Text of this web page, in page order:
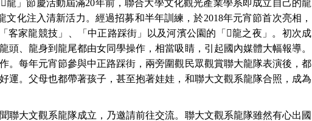
𪹚龍」節慶活動屆滿20年前，聯合大學文化觀光產業學系即成立自己的龍
文化注入清新活力。經過招募和半年訓練，於2018年元宵節首次亮相，
客家龍競技」、「中正路踩街」以及河濱公園的「 𪹚龍之夜」。初次成
頭、龍身到龍尾都由女同學操作，相當吸睛，引起國內媒體大幅報導。
。每年元宵節參與中正路踩街，兩旁圍觀民眾觀賞聯大龍隊表演後，都
運。父母也都帶著孩子，甚至抱著娃娃，和聯大文觀系龍隊合照，成為
聯大文觀系龍隊成立，乃邀請前往交流。聯大文觀系龍隊雖然有心出國